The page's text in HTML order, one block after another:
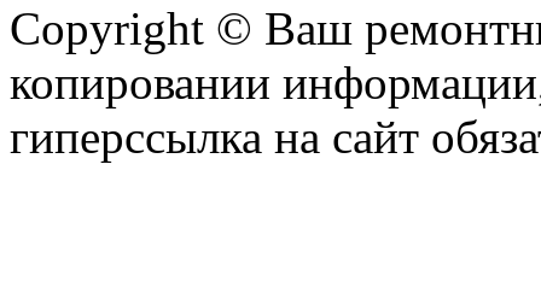
Copyright © Ваш
копировании
гиперссылка на сайт